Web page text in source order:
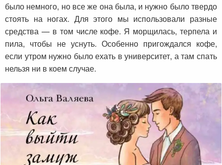
было немного, но все же она была, и нужно было твердо
стоять на ногах. Для этого мы использовали разные
средства — в том числе кофе. Я морщилась, терпела и
пила, чтобы не уснуть. Особенно пригождался кофе,
если утром нужно было ехать в университет, а там спать
нельзя ни в коем случае.